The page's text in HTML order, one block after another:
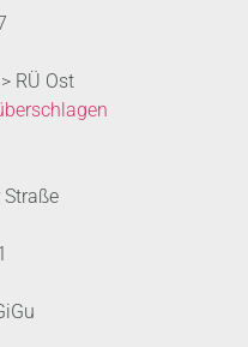
RÜ Ost